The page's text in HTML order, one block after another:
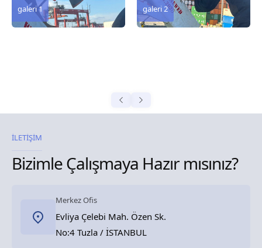
galeri 2
İLETİŞİM
Bizimle Çalışmaya Hazır mısınız?
Merkez Ofis
Evliya Çelebi Mah. Özen Sk.
No:4 Tuzla / İSTANBUL